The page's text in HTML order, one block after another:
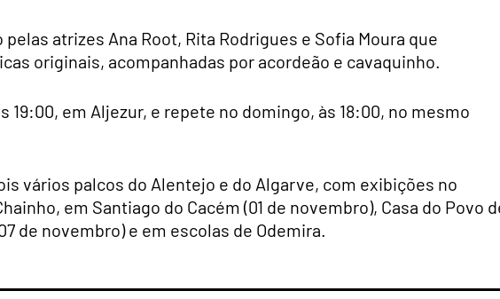
atrizes Ana Root, Rita Rodrigues e Sofia Moura que
originais, acompanhadas por acordeão e cavaquinho.
19:00, em Aljezur, e repete no domingo, às 18:00, no mesmo
vários palcos do Alentejo e do Algarve, com exibições no
em Santiago do Cacém (01 de novembro), Casa do Povo
de novembro) e em escolas de Odemira.